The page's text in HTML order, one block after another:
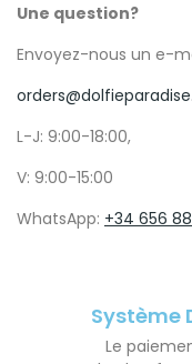
Une question?
Envoyez-nous un e-
L-J: 9:00-18:00,
V: 9:00-15:00
WhatsApp: +34 656
Système
Le